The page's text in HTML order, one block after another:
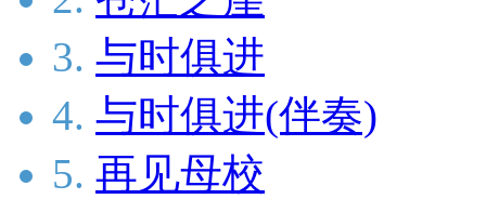
3. 与时俱进
4. 与时俱进(伴奏)
5. 再见母校